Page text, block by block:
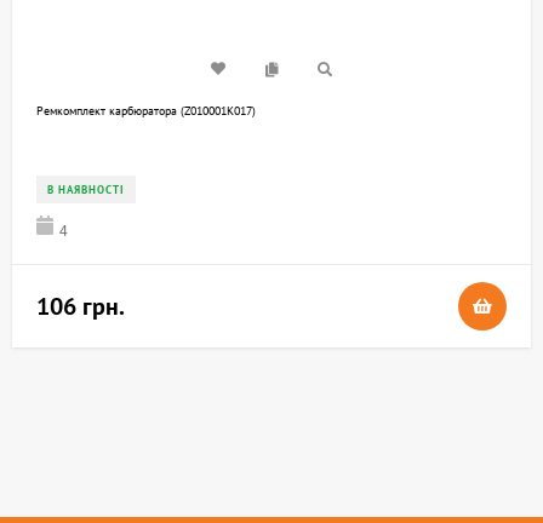
Ремкомплект карбюратора (Z010001K017)
В НАЯВНОСТІ
4
106 грн.